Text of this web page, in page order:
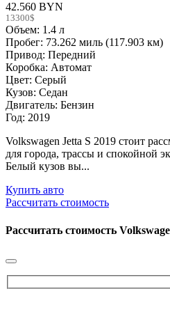
42.560 BYN
13300$
Объем: 1.4 л
Пробег: 73.262 миль (117.903 км)
Привод: Передний
Коробка: Автомат
Цвет: Серый
Кузов: Седан
Двигатель: Бензин
Год: 2019
Volkswagen Jetta S 2019 стоит
для города, трассы и спокойной
Белый кузов вы...
Купить авто
Рассчитать стоимость
Рассчитать стоимость